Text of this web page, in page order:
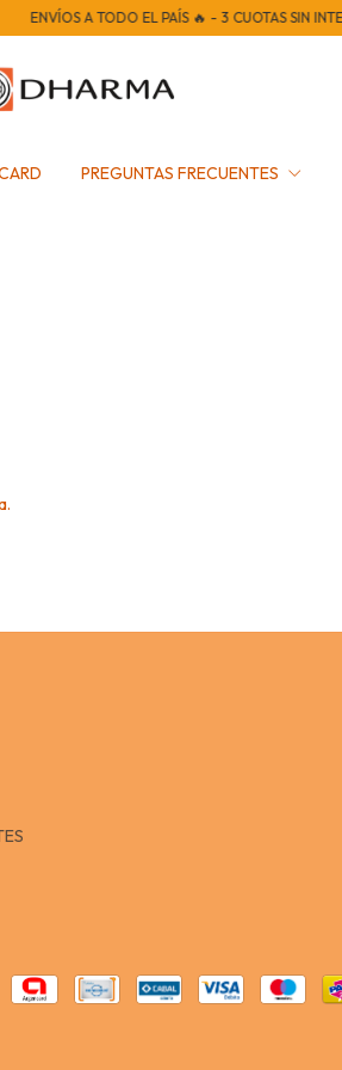
ENVÍOS A TODO EL PAÍS 🔥 - 3 CUOTAS SIN
PREGUNTAS FRECUENTES